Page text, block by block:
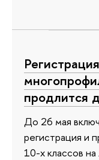
продлится
До 26 мая
регистрация и
10-х классов